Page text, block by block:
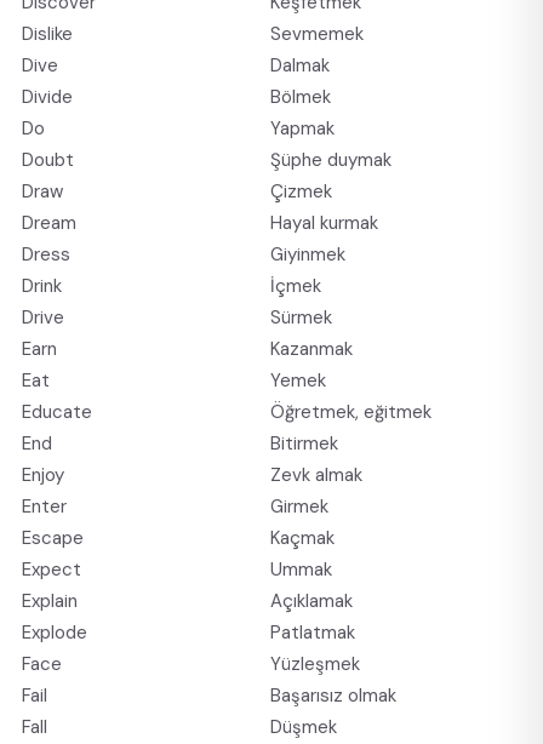
Dislike
Sevmemek
Dive
Dalmak
Divide
Bölmek
Do
Yapmak
Doubt
Şüphe duymak
Draw
Çizmek
Dream
Hayal kurmak
Dress
Giyinmek
Drink
İçmek
Drive
Sürmek
Earn
Kazanmak
Eat
Yemek
Educate
Öğretmek, eğitmek
End
Bitirmek
Enjoy
Zevk almak
Enter
Girmek
Escape
Kaçmak
Expect
Ummak
Explain
Açıklamak
Explode
Patlatmak
Face
Yüzleşmek
Fail
Başarısız olmak
Fall
Düşmek